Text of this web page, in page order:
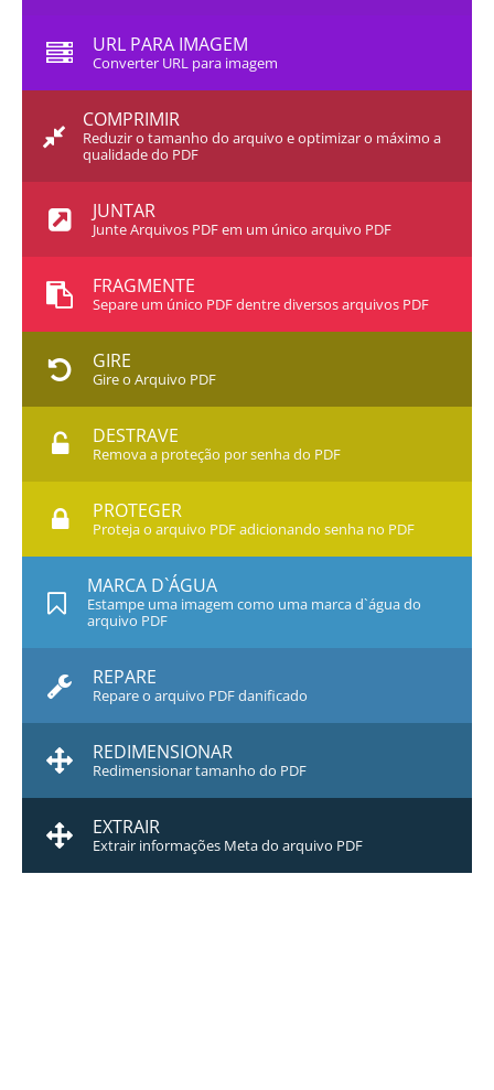
URL PARA IMAGEM
Converter URL para imagem
COMPRIMIR
Reduzir o tamanho do arquivo e optimizar o máximo a
qualidade do PDF
JUNTAR
Junte Arquivos PDF em um único arquivo PDF
FRAGMENTE
Separe um único PDF dentre diversos arquivos PDF
GIRE
Gire o Arquivo PDF
DESTRAVE
Remova a proteção por senha do PDF
PROTEGER
Proteja o arquivo PDF adicionando senha no PDF
MARCA D`ÁGUA
Estampe uma imagem como uma marca d`água do
arquivo PDF
REPARE
Repare o arquivo PDF danificado
REDIMENSIONAR
Redimensionar tamanho do PDF
EXTRAIR
Extrair informações Meta do arquivo PDF